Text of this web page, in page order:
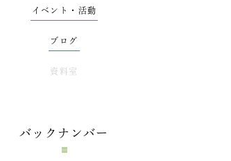
イベント・活動
ブログ
資料室
バックナンバー